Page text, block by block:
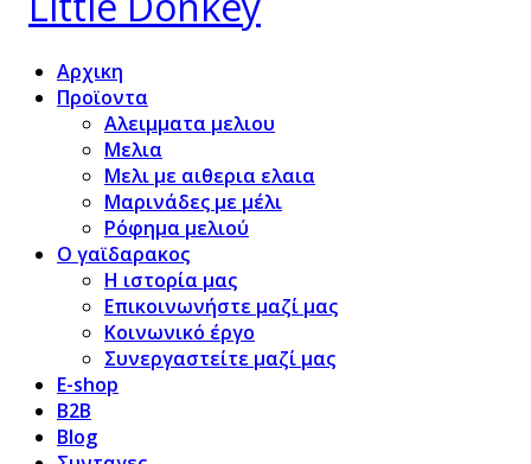
Αρχικη
Προϊoντα
Αλειμματα μελιου
Μελια
Μελι με αιθερια ελαια
Μαρινάδες με μέλι
Ρόφημα μελιού
Ο γαϊδαρακος
Η ιστορία μας
Επικοινωνήστε μαζί μας
Κοινωνικό έργο
Συνεργαστείτε μαζί μας
E-shop
B2B
Blog